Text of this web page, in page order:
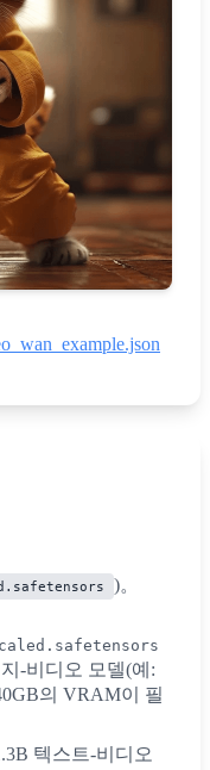
)。
-비디오 모델(예:
의 VRAM이 필
텍스트-비디오